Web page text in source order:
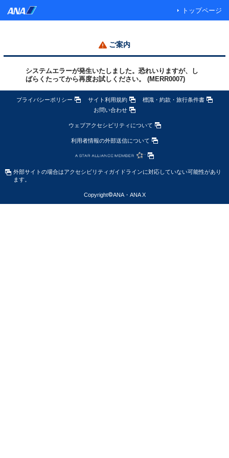
トップページ
ご案内
システムエラーが発生いたしました。恐れいりますが、し
ばらくたってから再度お試しください。 (MERR0007)
プライバシーポリシー サイト利用規約
標識・約款・旅行条件書
お問い合わせ
ウェブアクセシビリティについて
利用者情報の外部送信について
外部サイトの場合はアクセシビリティガイドラインに対応していない可能性があり
ます。
Copyright©ANA・ANA X